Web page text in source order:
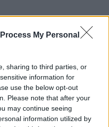
My Personal
sharing to third parties, or
information for
use the below opt-out
Please note that after your
may continue seeing
information utilized by